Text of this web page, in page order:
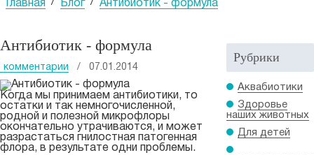
Главная / Блог / Антибиотик - формула
Антибиотик - формула
комментарии / 07.01.2014
Когда мы принимаем антибиотики, то
остатки и так немногочисленной,
родной и полезной микрофлоры
окончательно утрачиваются, и может
разрастаться гнилостная патогенная
флора, в результате одни проблемы.
Рубрики
Аквабиотики
Здоровье
наших животных
Для детей